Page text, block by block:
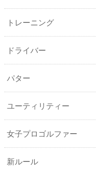
トレーニング
ドライバー
パター
ユーティリティー
女子プロゴルファー
新ルール